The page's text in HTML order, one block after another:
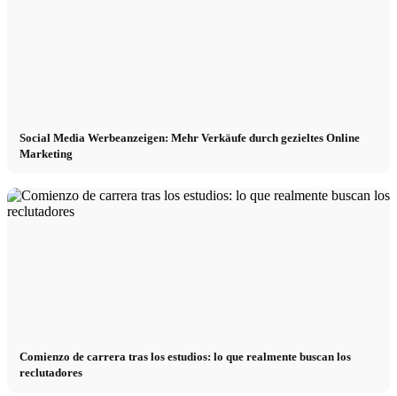
Social Media Werbeanzeigen: Mehr Verkäufe durch gezieltes Online
Marketing
Comienzo de carrera tras los estudios: lo que realmente buscan los
reclutadores